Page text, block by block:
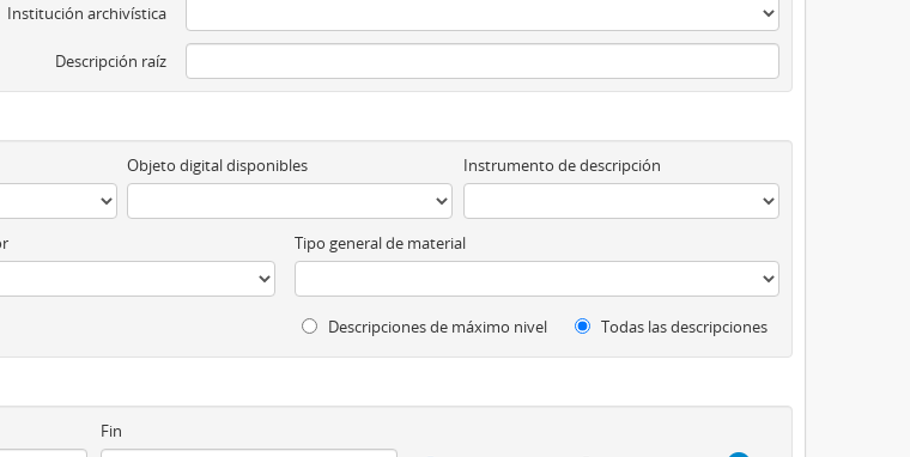
Institución archivística
Descripción raíz
Objeto digital disponibles Instrumento de descripción
Tipo general de material
Descripciones de máximo nivel Todas las descripciones
Fin